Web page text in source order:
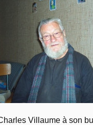
Villaume à son